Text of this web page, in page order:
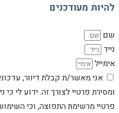
להיות מעודכנים
שם
נייד
אימייל
אני מאשר/ת קבלת דיוור,
ומסירת פרטיי לצורך זה. ידוע לי
פרטיי מרשימת התפוצה, וכי